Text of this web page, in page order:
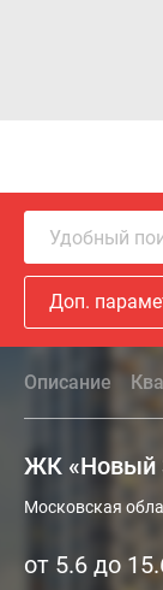
Удобный
Доп.
Описание
ЖК «Новый
Московская
от 5.6 до